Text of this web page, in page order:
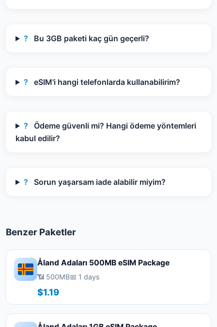
? Bu 3GB paketi kaç gün geçerli?
? eSIM'i hangi telefonlarda kullanabilirim?
?
Ödeme güvenli mi? Hangi ödeme yöntemleri
kabul edilir?
? Sorun yaşarsam iade alabilir miyim?
Benzer Paketler
Åland Adaları 500MB eSIM Package
📶 500MB📅 1 days
$1.19